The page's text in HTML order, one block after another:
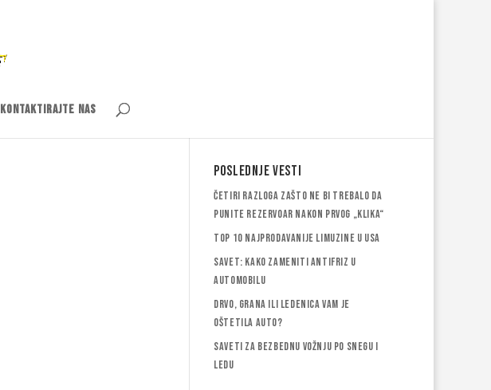
Kontaktirajte nas
Poslednje vesti
Četiri razloga zašto ne bi trebalo da
punite rezervoar nakon prvog „klika“
Top 10 najprodavanije limuzine u USA
Savet: Kako zameniti antifriz u
automobilu
Drvo, grana ili ledenica vam je
oštetila auto?
Saveti za bezbednu vožnju po snegu i
ledu